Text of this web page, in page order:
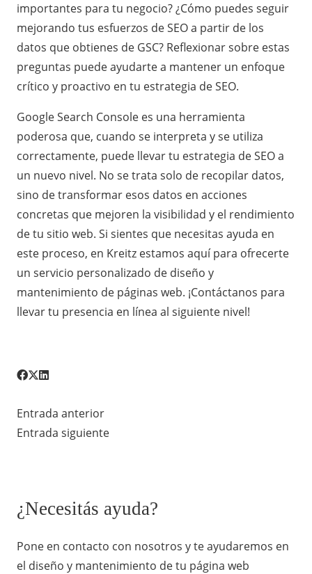
importantes para tu negocio? ¿Cómo puedes seguir
mejorando tus esfuerzos de SEO a partir de los
datos que obtienes de GSC? Reflexionar sobre estas
preguntas puede ayudarte a mantener un enfoque
crítico y proactivo en tu estrategia de SEO.
Google Search Console es una herramienta
poderosa que, cuando se interpreta y se utiliza
correctamente, puede llevar tu estrategia de SEO a
un nuevo nivel. No se trata solo de recopilar datos,
sino de transformar esos datos en acciones
concretas que mejoren la visibilidad y el rendimiento
de tu sitio web. Si sientes que necesitas ayuda en
este proceso, en Kreitz estamos aquí para ofrecerte
un servicio personalizado de diseño y
mantenimiento de páginas web. ¡Contáctanos para
llevar tu presencia en línea al siguiente nivel!
Entrada anterior
Entrada siguiente
¿Necesitás ayuda?
Pone en contacto con nosotros y te ayudaremos en
el diseño y mantenimiento de tu página web